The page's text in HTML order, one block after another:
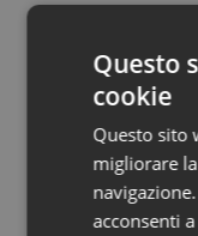
Tumori
Ulcera &
Vaccini
evitare
JAMA
(Versione italiana
Questo
cookie
Questo sito
migliorare
acconsenti